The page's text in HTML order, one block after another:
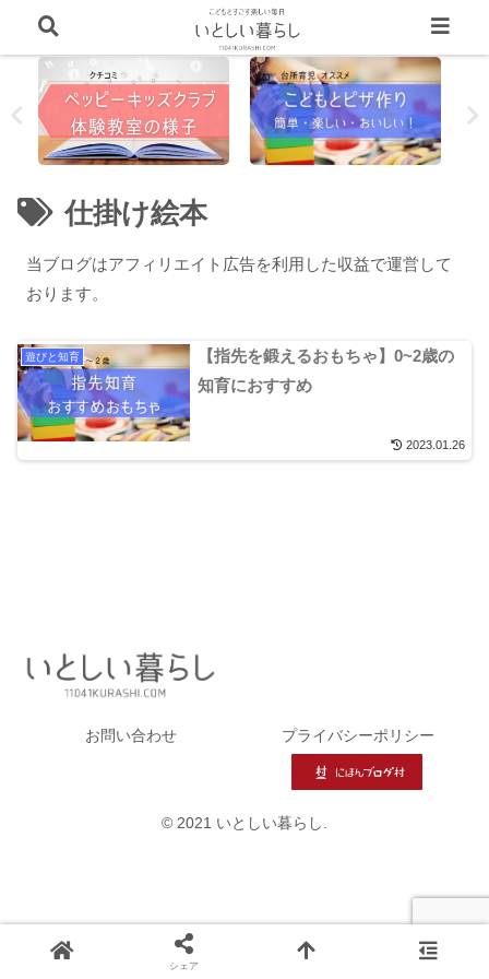
仕掛け絵本
当ブログはアフィリエイト広告を利用した収益で運営して
おります。
遊びと知育
【指先を鍛えるおもちゃ】0~2歳の
知育におすすめ
2023.01.26
お問い合わせ プライバシーポリシー
© 2021 いとしい暮らし.
シェア